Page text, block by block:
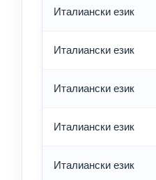
Италиански език
Италиански език
Италиански език
Италиански език
Италиански език